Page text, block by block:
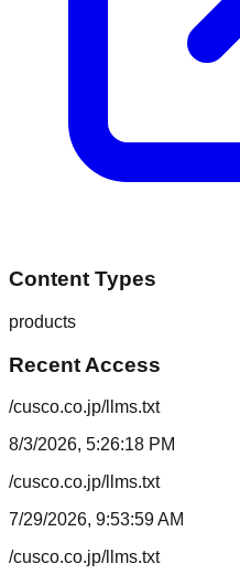
Content Types
products
Recent Access
/cusco.co.jp/llms.txt
8/3/2026, 5:26:18 PM
/cusco.co.jp/llms.txt
7/29/2026, 9:53:59 AM
/cusco.co.jp/llms.txt